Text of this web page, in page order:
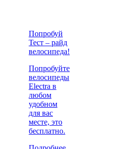
Попробуй
Тест – райд
велосипеда!
Попробуйте
велосипеды
Electra в
любом
удобном
для вас
месте, это
бесплатно.